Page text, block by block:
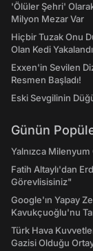
'Ölüler Şehri'
Milyon Mezar Var
Hiçbir Tuzak Onu
Olan Kedi Yakalandı
Exxen'in Sevilen
Resmen Başladı!
Eski Sevgilinin
Günün
Yalnızca
Fatih Altaylı'dan
Görevlisisiniz"
Google'ın Yapay
Kavukçuoğlu'nu
Türk Hava
Gazisi Olduğu